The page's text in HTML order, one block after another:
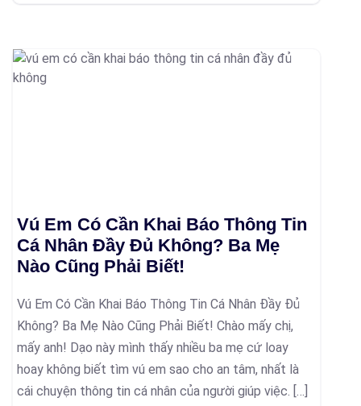
Vú Em Có Cần Khai Báo Thông Tin
Cá Nhân Đầy Đủ Không? Ba Mẹ
Nào Cũng Phải Biết!
Vú Em Có Cần Khai Báo Thông Tin Cá Nhân Đầy Đủ
Không? Ba Mẹ Nào Cũng Phải Biết! Chào mấy chị,
mấy anh! Dạo này mình thấy nhiều ba mẹ cứ loay
hoay không biết tìm vú em sao cho an tâm, nhất là
cái chuyện thông tin cá nhân của người giúp việc. […]